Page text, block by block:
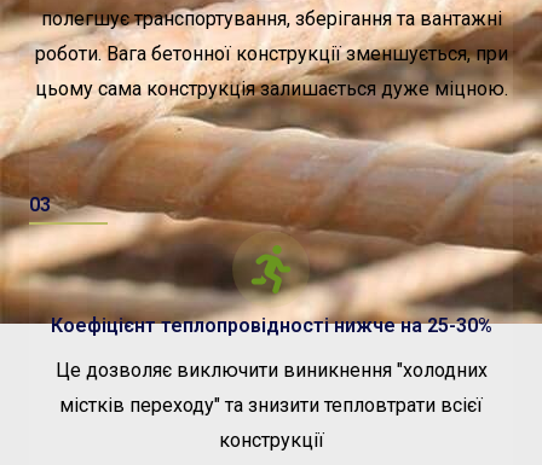
полегшує транспортування, зберігання та вантажні
роботи. Вага бетонної конструкції зменшується, при
цьому сама конструкція залишається дуже міцною.
03
Коефіцієнт теплопровідності нижче на 25-30%
Це дозволяє виключити виникнення "холодних
містків переходу" та знизити тепловтрати всієї
конструкції